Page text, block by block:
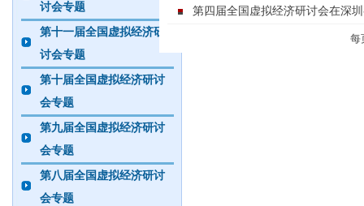
讨会专题
第十一届全国虚拟经济研
讨会专题
第十届全国虚拟经济研讨
会专题
第九届全国虚拟经济研讨
会专题
第八届全国虚拟经济研讨
会专题
第四届全国虚拟经济研讨会在深